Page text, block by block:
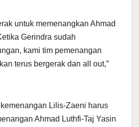
untuk memenangkan Ahmad
Gerindra sudah
kami tim pemenangan
terus bergerak dan all out,”
Lilis-Zaeni harus
Ahmad Luthfi-Taj Yasin